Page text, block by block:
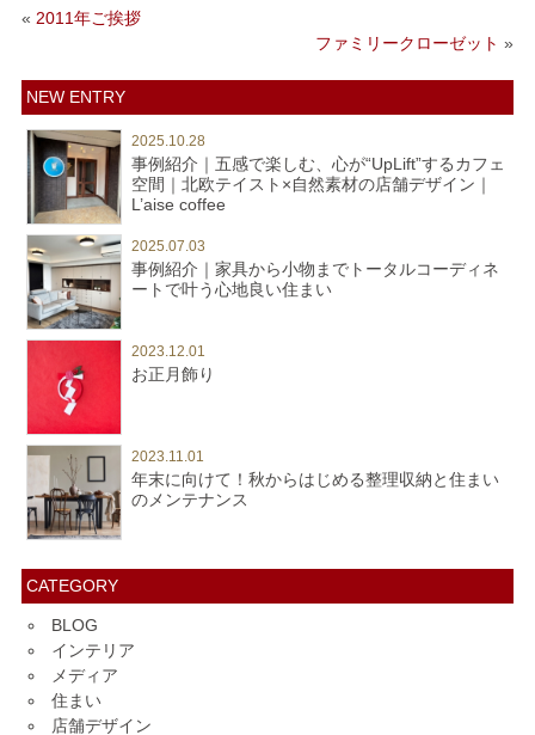
« 2011年ご挨拶
ファミリークローゼット »
NEW ENTRY
2025.10.28
事例紹介｜五感で楽しむ、心が“UpLift”するカフェ
空間｜北欧テイスト×自然素材の店舗デザイン｜
L’aise coffee
2025.07.03
事例紹介｜家具から小物までトータルコーディネ
ートで叶う心地良い住まい
2023.12.01
お正月飾り
2023.11.01
年末に向けて！秋からはじめる整理収納と住まい
のメンテナンス
CATEGORY
BLOG
インテリア
メディア
住まい
店舗デザイン